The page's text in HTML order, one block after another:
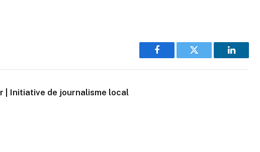
Facebook Twitter LinkedIn
| Initiative de journalisme local